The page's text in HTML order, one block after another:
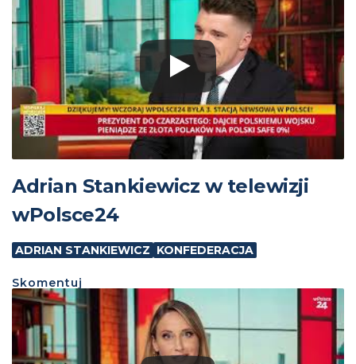
Adrian Stankiewicz w telewizji
wPolsce24
ADRIAN STANKIEWICZ KONFEDERACJA
Skomentuj